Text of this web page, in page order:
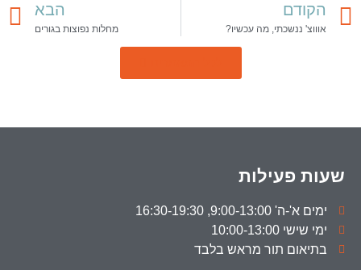
הקודם
אוווצ' ננשכתי, מה עכשיו?
הבא
מחלות נפוצות בגורים
שעות פעילות
ימים א'-ה' 9:00-13:00, 16:30-19:30
ימי שישי 10:00-13:00
בתיאום תור מראש בלבד